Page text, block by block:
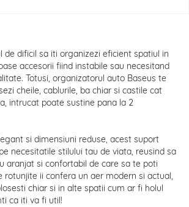
de dificil sa iti organizezi eficient spatiul in
accesorii fiind instabile sau necesitand
Totusi, organizatorul auto Baseus te
cheile, cablurile, ba chiar si castile cat
intrucat poate sustine pana la 2
si dimensiuni reduse, acest suport
necesitatile stilului tau de viata, reusind sa
aranjat si confortabil de care sa te poti
rotunjite ii confera un aer modern si actual,
chiar si in alte spatii cum ar fi holul
ca iti va fi util!